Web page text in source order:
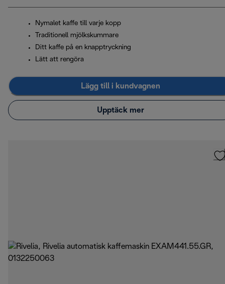
Nymalet kaffe till varje kopp
Traditionell mjölkskummare
Ditt kaffe på en knapptryckning
Lätt att rengöra
Lägg till i kundvagnen
Upptäck mer